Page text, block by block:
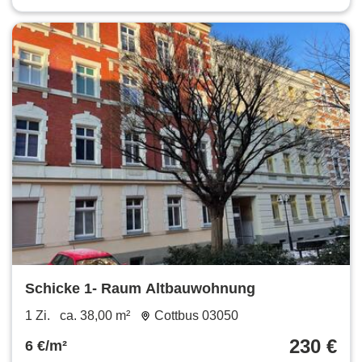
Schicke 1- Raum Altbauwohnung
1 Zi. ca. 38,00 m² Cottbus 03050
6 €/m² 230 €